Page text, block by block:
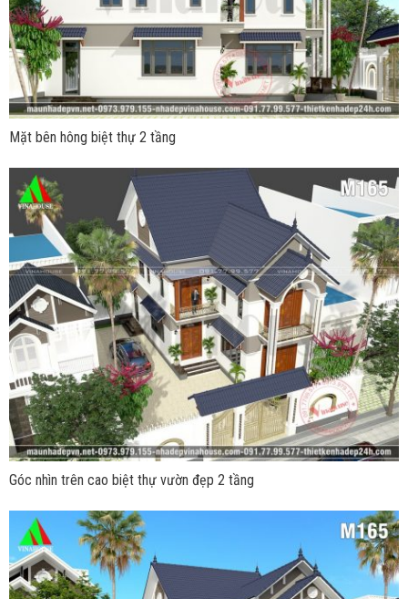
Mặt bên hông biệt thự 2 tầng
Góc nhìn trên cao biệt thự vườn đẹp 2 tầng